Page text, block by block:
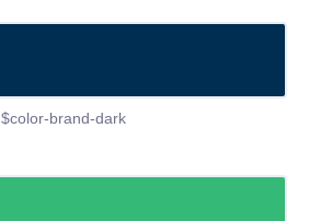
$color-brand-dark